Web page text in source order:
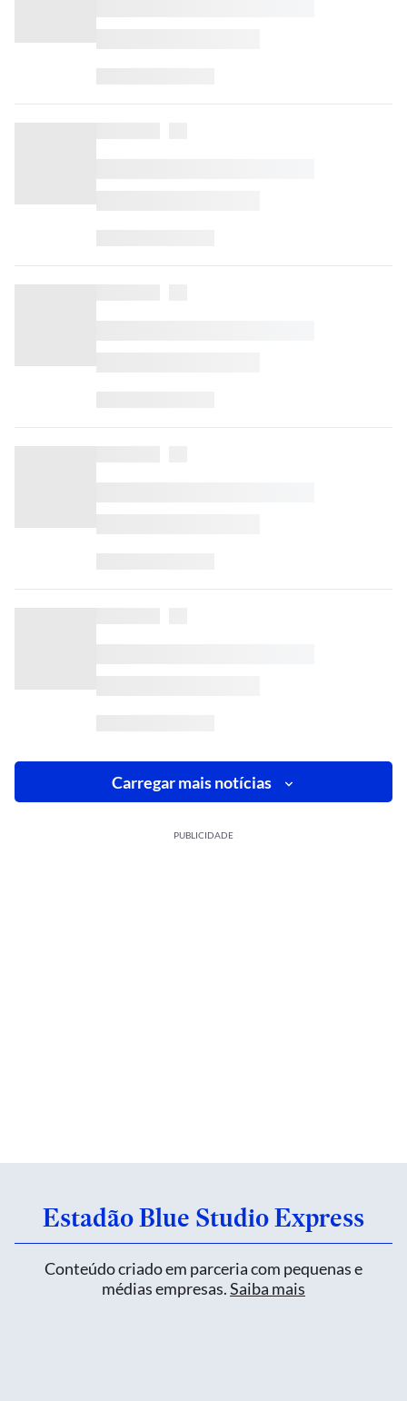
Carregar mais notícias
PUBLICIDADE
Estadão Blue Studio Express
Conteúdo criado em parceria com pequenas e
médias empresas.Saiba mais